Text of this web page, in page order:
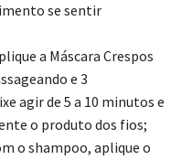
se sentir
a Máscara Crespos
e 3
agir de 5 a 10 minutos e
o produto dos fios;
o shampoo, aplique o